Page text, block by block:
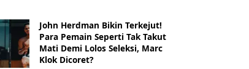
John Herdman Bikin Terkejut!
Para Pemain Seperti Tak Takut
Mati Demi Lolos Seleksi, Marc
Klok Dicoret?